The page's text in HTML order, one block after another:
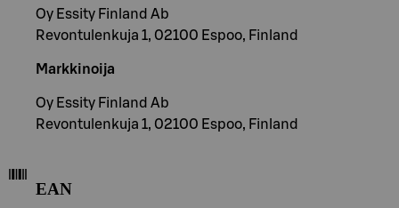
Oy Essity Finland Ab
Revontulenkuja 1, 02100 Espoo, Finland
Markkinoija
Oy Essity Finland Ab
Revontulenkuja 1, 02100 Espoo, Finland
EAN